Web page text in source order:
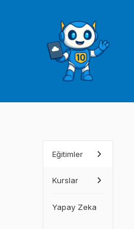
Eğitimler
Kurslar
Yapay Zeka